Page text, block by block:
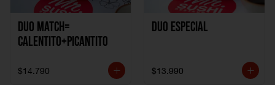
DUO MATCH=
CALENTITO+PICANTITO
$14.790
Duo especial
$13.990